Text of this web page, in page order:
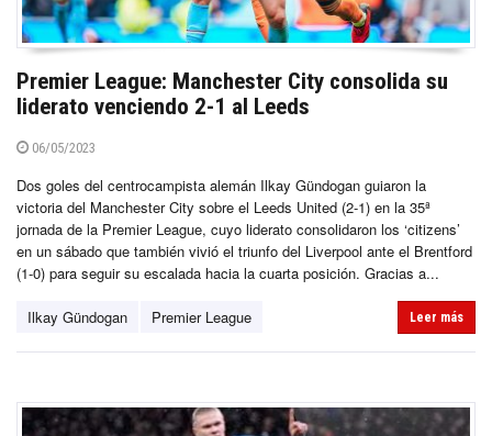
Premier League: Manchester City consolida su
liderato venciendo 2-1 al Leeds
06/05/2023
Dos goles del centrocampista alemán Ilkay Gündogan guiaron la
victoria del Manchester City sobre el Leeds United (2-1) en la 35ª
jornada de la Premier League, cuyo liderato consolidaron los ‘citizens’
en un sábado que también vivió el triunfo del Liverpool ante el Brentford
(1-0) para seguir su escalada hacia la cuarta posición. Gracias a...
Ilkay Gündogan Premier League Leer más